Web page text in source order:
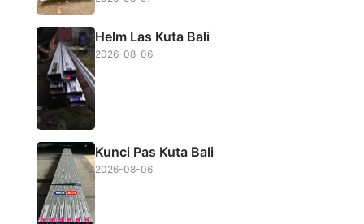
Helm Las Kuta Bali
2026-08-06
Kunci Pas Kuta Bali
2026-08-06